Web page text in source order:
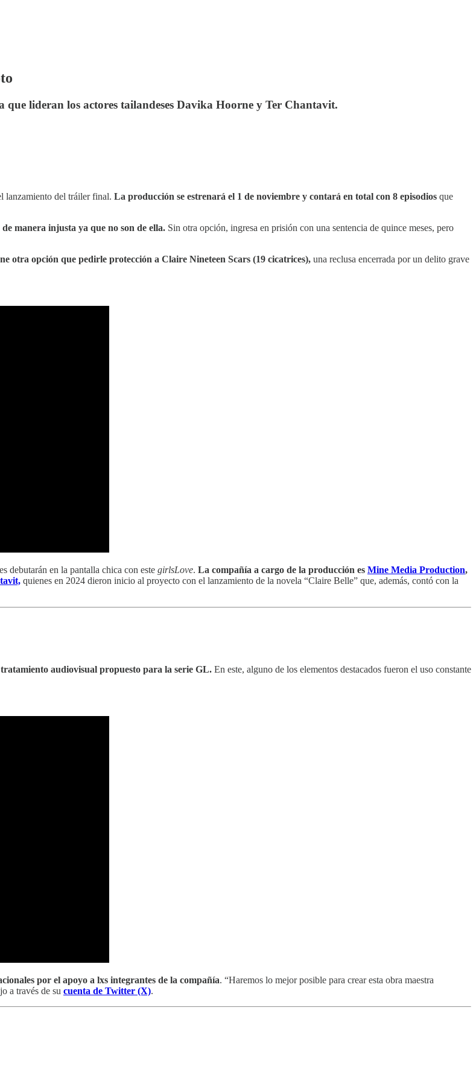
lideran los actores tailandeses Davika Hoorne y Ter Chantavit.
lanzamiento del tráiler final. La producción se estrenará el 1 de noviembre y contará en total con 8 episodios que
manera injusta ya que no son de ella. Sin otra opción, ingresa en prisión con una sentencia de quince meses, pero
otra opción que pedirle protección a Claire Nineteen Scars (19 cicatrices), una reclusa encerrada por un delito grave
debutarán en la pantalla chica con este girlsLove. La compañía a cargo de la producción es Mine Media Production,
quienes en 2024 dieron inicio al proyecto con el lanzamiento de la novela “Claire Belle” que, además, contó con la
audiovisual propuesto para la serie GL. En este, alguno de los elementos destacados fueron el uso constante
por el apoyo a lxs integrantes de la compañía. “Haremos lo mejor posible para crear esta obra maestra
a través de su cuenta de Twitter (X).